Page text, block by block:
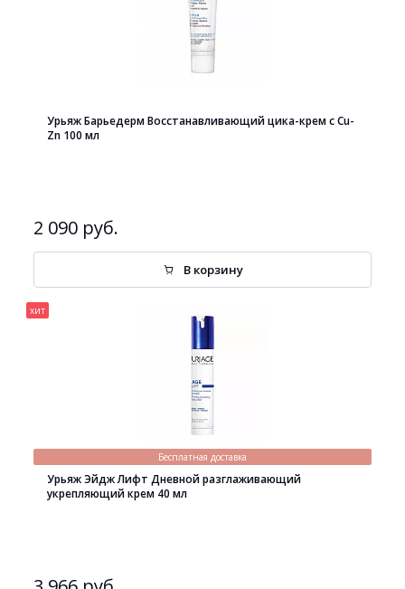
Урьяж Барьедерм Восстанавливающий цика-крем с Cu-
Zn 100 мл
2 090 руб.
В корзину
хит
Бесплатная доставка
Урьяж Эйдж Лифт Дневной разглаживающий
укрепляющий крем 40 мл